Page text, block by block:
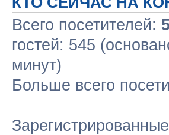
Всего посетителей:
гостей: 545
минут)
Больше всего